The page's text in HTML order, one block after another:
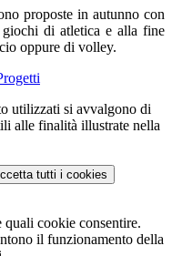
proposte in autunno con
di atletica e alla fine
oppure di volley.
utilizzati si avvalgono di
alle finalità illustrate nella
tutti i cookies
quali cookie consentire.
il funzionamento della